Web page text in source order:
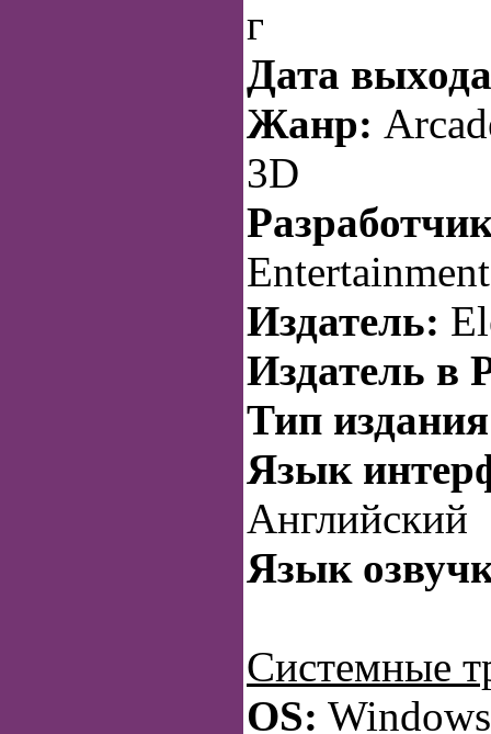
г
Дата
Жанр:
3D
Издатель:
Издатель в
Тип
Язык
Английский
Язык
Системные
OS: